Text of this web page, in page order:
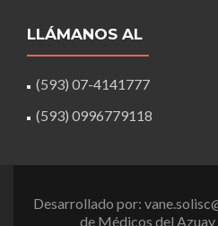
LLÁMANOS AL
(593) 07-4141777
(593) 0996779118
Desarrollado por:
de Médicos del